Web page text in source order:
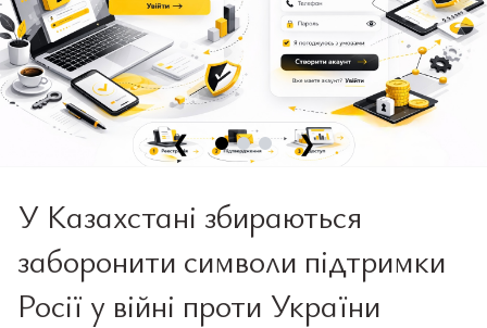
❮ ❯
У Казахстані збираються
заборонити символи підтримки
Росії у війні проти України